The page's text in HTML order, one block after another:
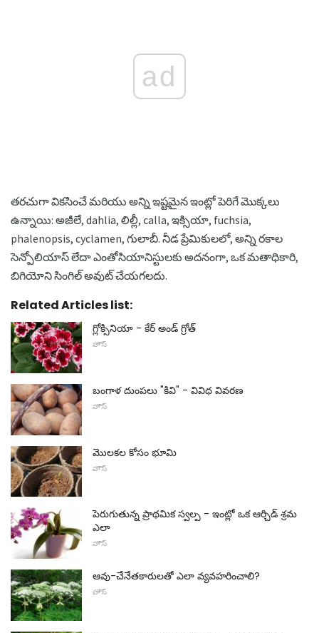
ad
తరచుగా వికసించే మరియు అన్ని ఇష్టమైన ఇంట్లో పెరిగే మొక్కలు
ఉన్నాయి: అజీలే, dahlia, లిల్లీ, calla, ఇక్సియా, fuchsia,
phalenopsis, cyclamen, గులాబీ. నీడ ప్రేమికులలో, అన్ని రకాల
సెన్పోలియాస్ లేదా ఎంతోసియానిస్టులకు అదనంగా, ఒక మతాధికారి,
బిగియోని సింగిల్ అవుట్ చేయగలదు.
Related Articles list:
గ్లోక్సినియా - కేర్ అండ్ గ్రోత్
హౌస్
బంగాళ దుంపలు "కివి" - వివిధ వివరణ
హౌస్
మొలకల కోసం భూమి
హౌస్
పెరుగుతున్న ప్రాథమిక స్వల్ప - ఇంట్లో ఒక ఆర్చిడ్ శ్రమ
ఎలా
హౌస్
ఆవు-చేనేతకారులతో ఎలా వ్యవహరించాలి?
హౌస్